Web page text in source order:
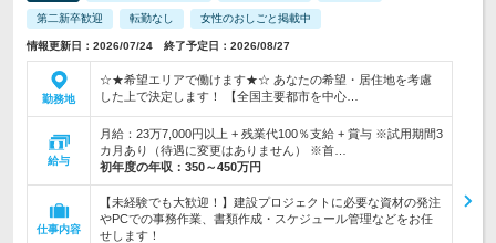
第二新卒歓迎 転勤なし 女性のおしごと掲載中
情報更新日：2026/07/24 終了予定日：2026/08/27
勤務地
☆★希望エリアで働けます★☆ あなたの希望・居住地を考慮
した上で決定します！ 【全国主要都市を中心…
給与
月給：23万7,000円以上 + 残業代100％支給 + 賞与 ※試用期間3
カ月あり（待遇に変更はありません） ※首…
初年度の年収： 350～450万円
仕事内容
【未経験でも大歓迎！】建設プロジェクトに必要な資材の発注
やPCでの事務作業、書類作成・スケジュール管理などをお任
せします！